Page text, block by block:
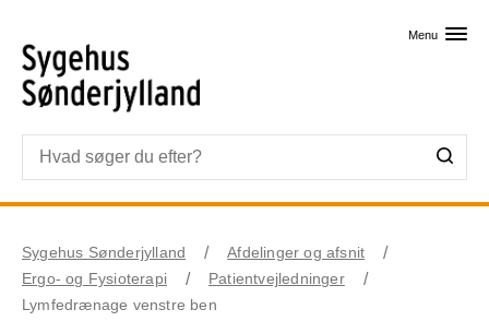
Menu
Sygehus Sønderjylland
Afdelinger og afsnit
Ergo- og Fysioterapi
Patientvejledninger
Lymfedrænage venstre ben